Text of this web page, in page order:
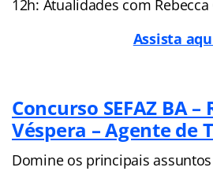
12h: Atualidades com
Assista
Concurso SEFAZ BA –
Véspera – Agente de
Domine os principais